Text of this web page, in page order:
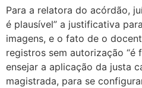
Para a relatora do acórdão,
é plausível” a justificativa
imagens, e o fato de o
registros sem autorização “é
ensejar a aplicação da justa
magistrada, para se